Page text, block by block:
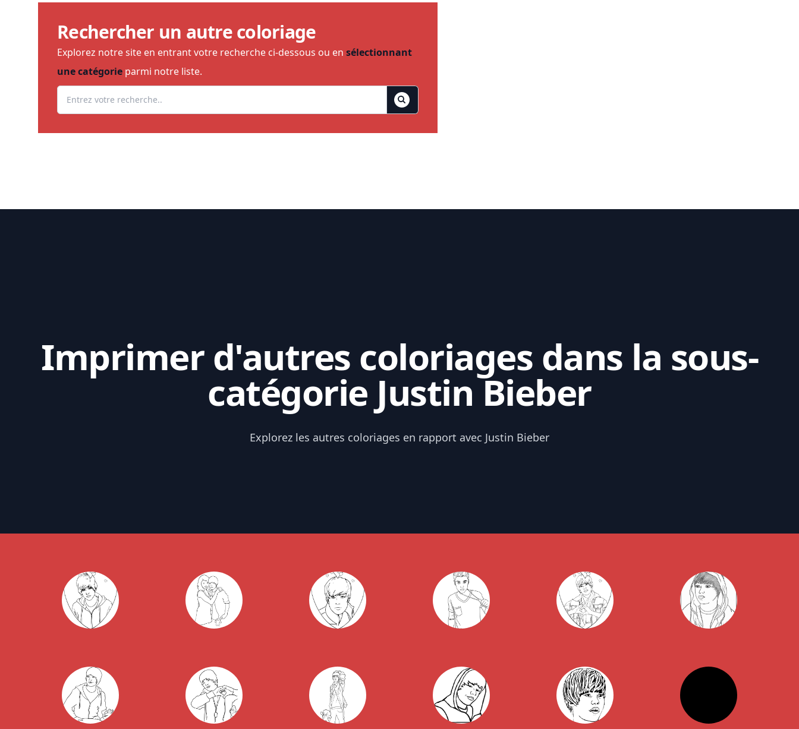
Rechercher un autre coloriage
Explorez notre site en entrant votre recherche ci-dessous ou en sélectionnant
une catégorie parmi notre liste.
Imprimer d'autres coloriages dans la sous-
catégorie Justin Bieber
Explorez les autres coloriages en rapport avec Justin Bieber